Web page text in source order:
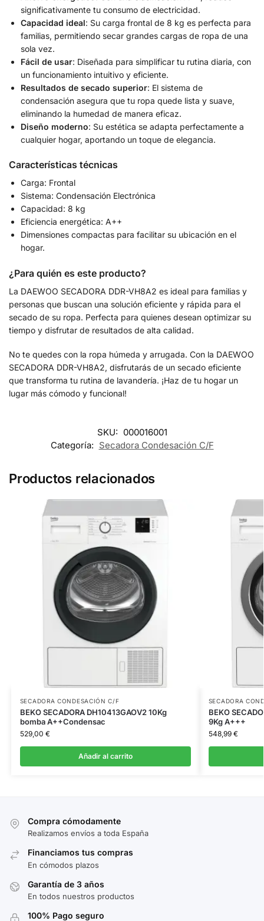
significativamente tu consumo de electricidad.
Capacidad ideal: Su carga frontal de 8 kg es perfecta para
familias, permitiendo secar grandes cargas de ropa de una
sola vez.
Fácil de usar: Diseñada para simplificar tu rutina diaria, con
un funcionamiento intuitivo y eficiente.
Resultados de secado superior: El sistema de
condensación asegura que tu ropa quede lista y suave,
eliminando la humedad de manera eficaz.
Diseño moderno: Su estética se adapta perfectamente a
cualquier hogar, aportando un toque de elegancia.
Características técnicas
Carga: Frontal
Sistema: Condensación Electrónica
Capacidad: 8 kg
Eficiencia energética: A++
Dimensiones compactas para facilitar su ubicación en el
hogar.
¿Para quién es este producto?
La DAEWOO SECADORA DDR-VH8A2 es ideal para familias y
personas que buscan una solución eficiente y rápida para el
secado de su ropa. Perfecta para quienes desean optimizar su
tiempo y disfrutar de resultados de alta calidad.
No te quedes con la ropa húmeda y arrugada. Con la DAEWOO
SECADORA DDR-VH8A2, disfrutarás de un secado eficiente
que transforma tu rutina de lavandería. ¡Haz de tu hogar un
lugar más cómodo y funcional!
SKU: 000016001
Categoría: Secadora Condesación C/F
Productos relacionados
SECADORA CONDESACIÓN C/F
BEKO SECADORA DH10413GAOV2 10Kg
bomba A++Condensac
529,00 €
Añadir al carrito
SECADORA
BEKO
9Kg A+++
548,99 €
Compra cómodamente
Realizamos envíos a toda España
Financiamos tus compras
En cómodos plazos
Garantía de 3 años
En todos nuestros productos
100% Pago seguro